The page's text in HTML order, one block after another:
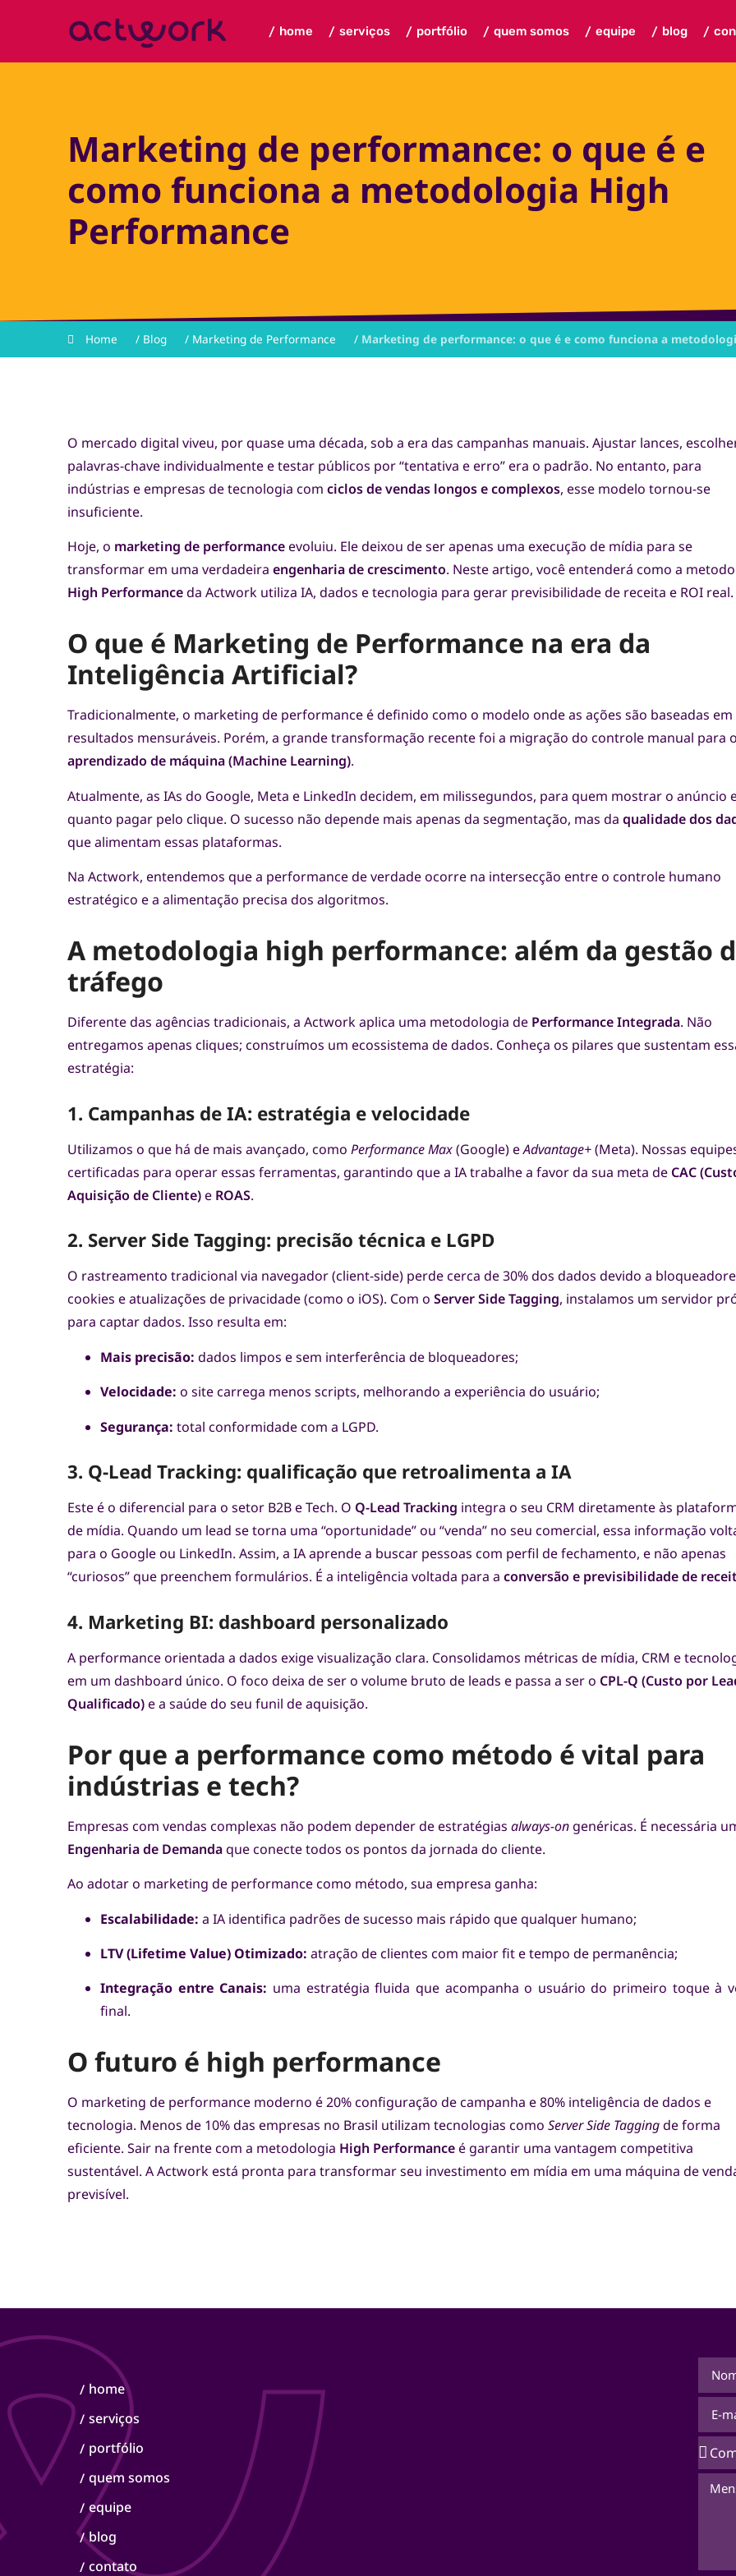
/ home / serviços / portfólio / quem somos / equipe / blog /
Marketing de performance: o que é e
como funciona a metodologia High
Performance
Home / Blog / Marketing de Performance / Marketing de performance: o que é e como funciona a
O mercado digital viveu, por quase uma década, sob a era das campanhas manuais. Ajustar lances,
palavras-chave individualmente e testar públicos por “tentativa e erro” era o padrão. No entanto, para
indústrias e empresas de tecnologia com ciclos de vendas longos e complexos, esse modelo tornou-se
insuficiente.
Hoje, o marketing de performanceevoluiu. Ele deixou de ser apenas uma execução de mídia para se
transformar em uma verdadeira engenharia de crescimento. Neste artigo, você entenderá como a
High Performanceda Actwork utiliza IA, dados e tecnologia para gerar previsibilidade de receita e ROI real.
O que é Marketing de Performance na era da
Inteligência Artificial?
Tradicionalmente, o marketing de performance é definido como o modelo onde as ações são baseadas em
resultados mensuráveis. Porém, a grande transformação recente foi a migração do controle manual para o
aprendizado de máquina (Machine Learning).
Atualmente, as IAs do Google, Meta e LinkedIn decidem, em milissegundos, para quem mostrar o anúncio
quanto pagar pelo clique. O sucesso não depende mais apenas da segmentação, mas da qualidade dos
que alimentam essas plataformas.
Na Actwork, entendemos que a performance de verdade ocorre na intersecção entre o controle humano
estratégico e a alimentação precisa dos algoritmos.
A metodologia high performance: além da gestão
tráfego
Diferente das agências tradicionais, a Actwork aplica uma metodologia de Performance Integrada. Não
entregamos apenas cliques; construímos um ecossistema de dados. Conheça os pilares que sustentam
estratégia:
1. Campanhas de IA: estratégia e velocidade
Utilizamos o que há de mais avançado, como Performance Max(Google) eAdvantage+(Meta). Nossas
certificadas para operar essas ferramentas, garantindo que a IA trabalhe a favor da sua meta de CAC
Aquisição de Cliente)e ROAS.
2. Server Side Tagging: precisão técnica e LGPD
O rastreamento tradicional via navegador (client-side) perde cerca de 30% dos dados devido a
cookies e atualizações de privacidade (como o iOS). Com o Server Side Tagging, instalamos um servidor
para captar dados. Isso resulta em:
Mais precisão: dados limpos e sem interferência de bloqueadores;
Velocidade: o site carrega menos scripts, melhorando a experiência do usuário;
Segurança: total conformidade com a LGPD.
3. Q-Lead Tracking: qualificação que retroalimenta a IA
Este é o diferencial para o setor B2B e Tech. O Q-Lead Tracking integra o seu CRM diretamente às
de mídia. Quando um lead se torna uma “oportunidade” ou “venda” no seu comercial, essa informação
para o Google ou LinkedIn. Assim, a IA aprende a buscar pessoas com perfil de fechamento, e não apenas
“curiosos” que preenchem formulários. É a inteligência voltada para a conversão e previsibilidade de
4. Marketing BI: dashboard personalizado
A performance orientada a dados exige visualização clara. Consolidamos métricas de mídia, CRM e
em um dashboard único. O foco deixa de ser o volume bruto de leads e passa a ser o CPL-Q (Custo por
Qualificado)e a saúde do seu funil de aquisição.
Por que a performance como método é vital para
indústrias e tech?
Empresas com vendas complexas não podem depender de estratégias always-on genéricas. É necessária
Engenharia de Demandaque conecte todos os pontos da jornada do cliente.
Ao adotar o marketing de performance como método, sua empresa ganha:
Escalabilidade: a IA identifica padrões de sucesso mais rápido que qualquer humano;
LTV (Lifetime Value) Otimizado: atração de clientes com maior fit e tempo de permanência;
Integração entre Canais: uma estratégia fluida que acompanha o usuário do primeiro toque à
final.
O futuro é high performance
O marketing de performance moderno é 20% configuração de campanha e 80% inteligência de dados e
tecnologia. Menos de 10% das empresas no Brasil utilizam tecnologias como Server Side Taggingde forma
eficiente. Sair na frente com a metodologia High Performanceé garantir uma vantagem competitiva
sustentável. A Actwork está pronta para transformar seu investimento em mídia em uma máquina de
previsível.
/ home
/ serviços
/ portfólio
/ quem somos
/ equipe
/ blog
/ contato